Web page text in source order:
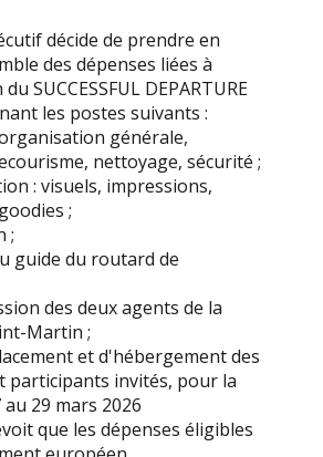
décide de prendre en
des dépenses liées à
SUCCESSFUL DEPARTURE
les postes suivants :
générale,
nettoyage, sécurité ;
: visuels, impressions,
;
;
guide du routard de
des deux agents de la
Martin ;
et d'hébergement des
participants invités, pour la
29 mars 2026
que les dépenses éligibles